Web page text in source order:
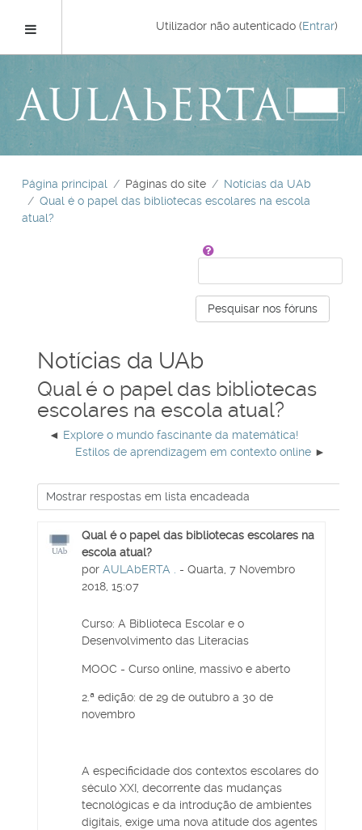
conteúdo
principal
Utilizador não autenticado (Entrar)
Página principal Páginas do site
Notícias da UAb
Qual é o papel das bibliotecas escolares na escola
atual?
Pesquisar nos fóruns
Notícias da UAb
Qual é o papel das bibliotecas
escolares na escola atual?
Explore o mundo fascinante da matemática!
Estilos de aprendizagem em contexto online
Qual é o papel das bibliotecas escolares na
escola atual?
por AULAbERTA .
- Quarta, 7 Novembro
2018, 15:07
Curso: A Biblioteca Escolar e o
Desenvolvimento das Literacias
MOOC - Curso online, massivo e aberto
2.ª edição: de 29 de outubro a 30 de
novembro
A especificidade dos contextos escolares do
século XXI, decorrente das mudanças
tecnológicas e da introdução de ambientes
digitais, exige uma nova atitude dos agentes